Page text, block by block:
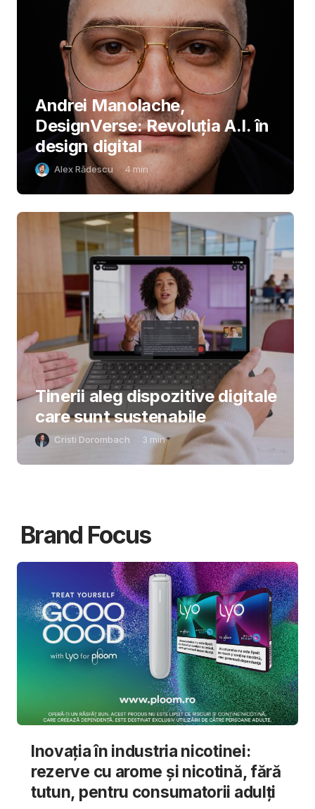
Andrei Manolache,
DesignVerse: Revoluția A.I. în
design digital
Alex Rădescu 4 min
Tinerii aleg dispozitive digitale
care sunt sustenabile
Cristi Dorombach 3 min
Brand Focus
Inovația în industria nicotinei:
rezerve cu arome și nicotină, fără
tutun, pentru consumatorii adulți